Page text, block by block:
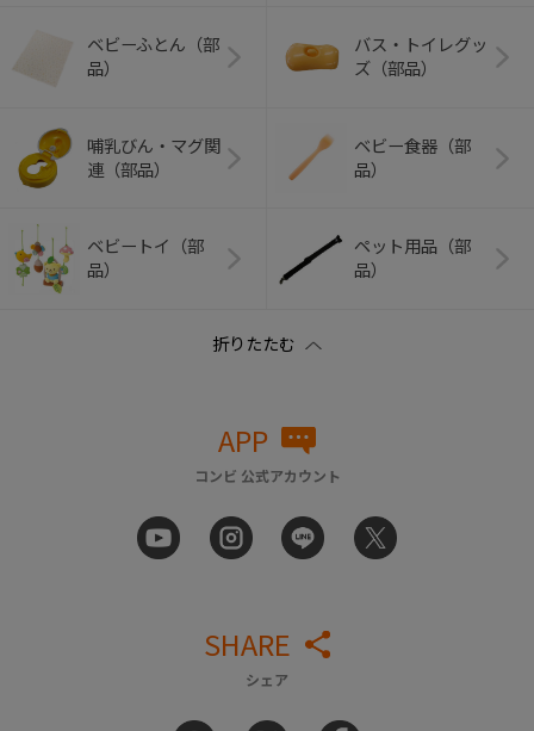
ベビーふとん（部
品）
バス・トイレグッ
ズ（部品）
哺乳びん・マグ関
連（部品）
ベビー食器（部
品）
ベビートイ（部
品）
ペット用品（部
品）
APP
コンビ 公式アカウント
SHARE
シェア